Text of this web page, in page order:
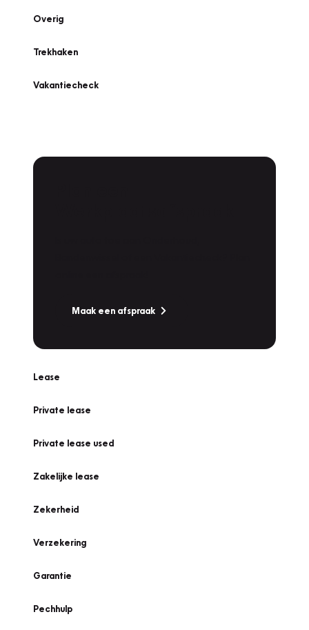
Overig
Trekhaken
Vakantiecheck
Maak een afspraak
Lease
Private lease
Private lease used
Zakelijke lease
Zekerheid
Verzekering
Garantie
Pechhulp